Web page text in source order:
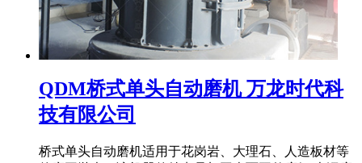
QDM桥式单头自动磨机 万龙时代科
技有限公司
桥式单头自动磨机适用于花岗岩、大理石、人造板材等